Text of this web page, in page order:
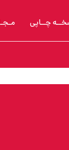
چــاپي